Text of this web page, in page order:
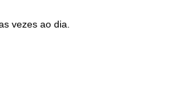
vezes ao dia.